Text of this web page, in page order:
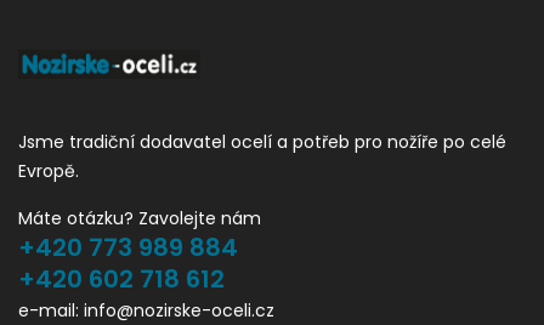
Jsme tradiční dodavatel ocelí a potřeb pro nožíře po celé
Evropě.
Máte otázku? Zavolejte nám
+420 773 989 884
+420 602 718 612
e-mail: info@nozirske-oceli.cz